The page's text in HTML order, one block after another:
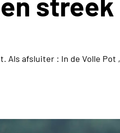
Als afsluiter : In de Volle Pot ,